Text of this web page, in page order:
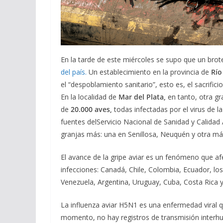
En la tarde de este miércoles se supo que un
del país. Un establecimiento en la provincia de
el “despoblamiento sanitario”, esto es, el
En la localidad de Mar del Plata, en tanto, otra
de 20.000 aves, todas infectadas por el virus de
fuentes delServicio Nacional de Sanidad y
granjas más: una en Senillosa, Neuquén y otra
El avance de la gripe aviar es un fenómeno que
infecciones: Canadá, Chile, Colombia, Ecuador,
Venezuela, Argentina, Uruguay, Cuba, Costa Rica
La influenza aviar H5N1 es una enfermedad viral
momento, no hay registros de transmisión